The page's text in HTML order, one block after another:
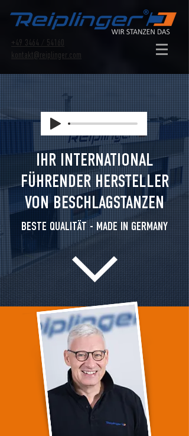
+49 3464 / 54160
kontakt@reiplinger.com
IHR INTERNATIONAL
FÜHRENDER HERSTELLER
VON BESCHLAGSTANZEN
BESTE QUALITÄT - MADE IN GERMANY